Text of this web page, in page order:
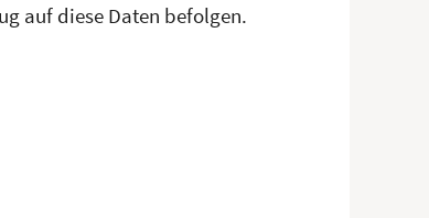
auf diese Daten befolgen.